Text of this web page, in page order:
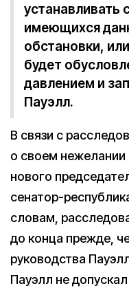
устанавливать
имеющихся
обстановки,
будет
давлением и
Пауэлл.
В связи с
о своем нежелании
нового
сенатор-
словам,
до конца прежде,
руководства
Пауэлл не